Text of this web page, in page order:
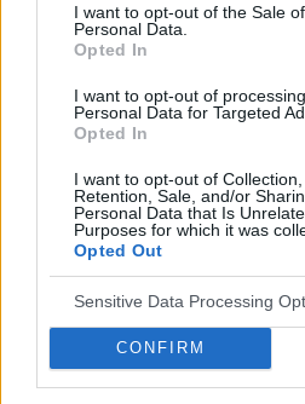
I want to opt-out of the Sale
Personal Data.
Opted In
I want to opt-out of
Personal Data for Targeted
Opted In
I want to opt-out of Collection,
Retention, Sale, and/or
Personal Data that Is
Purposes for which it was
Opted Out
Sensitive Data Processing
CONFIRM
13 STYCZNIA 2020
Rehabilitacja